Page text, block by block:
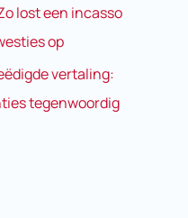
lost een incasso
op
vertaling:
tegenwoordig